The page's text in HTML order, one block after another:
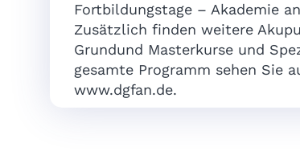
Fortbildungstage – Akademie
Zusätzlich finden weitere
Grundund Masterkurse und
gesamte Programm sehen Sie
www.dgfan.de.